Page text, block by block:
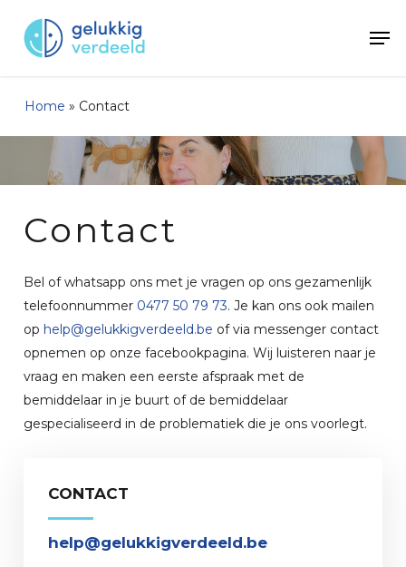
main
Home » Contact
Contact
Bel of whatsapp ons met je vragen op ons gezamenlijk
telefoonnummer 0477 50 79 73. Je kan ons ook mailen
op help@gelukkigverdeeld.be of via messenger contact
opnemen op onze facebookpagina. Wij luisteren naar je
vraag en maken een eerste afspraak met de
bemiddelaar in je buurt of de bemiddelaar
gespecialiseerd in de problematiek die je ons voorlegt.
CONTACT
help@gelukkigverdeeld.be